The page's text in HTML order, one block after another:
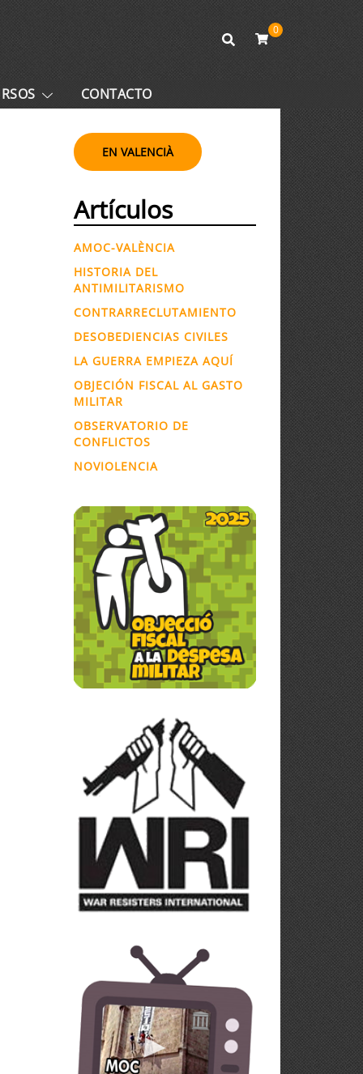
0
CONTACTO
EN VALENCIÀ
Artículos
AMOC-VALÈNCIA
HISTORIA DEL
ANTIMILITARISMO
CONTRARRECLUTAMIENTO
DESOBEDIENCIAS CIVILES
LA GUERRA EMPIEZA AQUÍ
OBJECIÓN FISCAL AL GASTO
MILITAR
OBSERVATORIO DE
CONFLICTOS
NOVIOLENCIA